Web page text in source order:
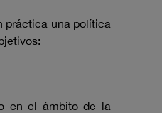
práctica una política
en el ámbito de la